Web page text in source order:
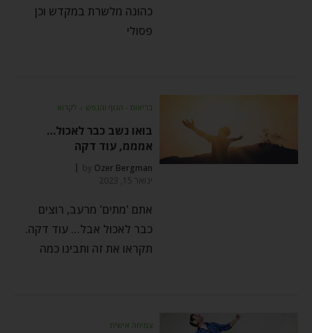
כהונה מלשרת במקדש וכן
פסולי
בריאות - הגוף והנפש ⬦ לקרוא
בואו נשב כבר לאכול…
אמממ, עוד דקה
by Ozer Bergman
ינואר 15, 2023
אתם 'מתים' מרעב, רוצים
כבר לאכול אבל… עוד דקה.
תקראו את זה ותבינו כמה
צמיחה אישית